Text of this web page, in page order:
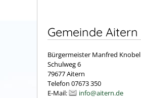
Gemeinde Aitern
Bürgermeister Manfred Knobel
Schulweg 6
79677 Aitern
Telefon 07673 350
E-Mail:
info@aitern.de